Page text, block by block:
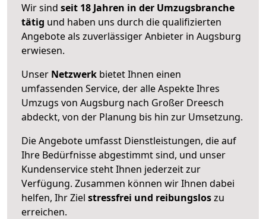
Wir sind seit 18 Jahren in der Umzugsbranche
tätig und haben uns durch die qualifizierten
Angebote als zuverlässiger Anbieter in Augsburg
erwiesen.
Unser Netzwerk bietet Ihnen einen
umfassenden Service, der alle Aspekte Ihres
Umzugs von Augsburg nach Großer Dreesch
abdeckt, von der Planung bis hin zur Umsetzung.
Die Angebote umfasst Dienstleistungen, die auf
Ihre Bedürfnisse abgestimmt sind, und unser
Kundenservice steht Ihnen jederzeit zur
Verfügung. Zusammen können wir Ihnen dabei
helfen, Ihr Ziel stressfrei und reibungsloszu
erreichen.